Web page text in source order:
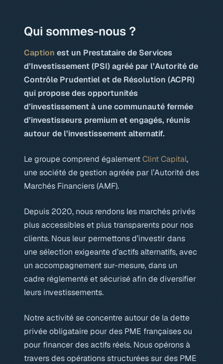
Qui sommes-nous ?
Caption est un Prestataire de Services
d’Investissement (PSI) agréé par l’Autorité de
Contrôle Prudentiel et de Résolution (ACPR)
qui propose des opportunités
d’investissement à une communauté fermée
d’investisseurs premium et engagés, réunis
autour de l’investissement alternatif.
Le groupe comprend égalementClint Capital,
une société de gestion agréée par l’Autorité des
Marchés Financiers (AMF).
Depuis 2020, nous rendons les marchés privés
plus accessibles et plus transparents pour nos
clients. Nous leur permettons d’investir dans
une sélection exigeante d’actifs alternatifs, avec
un accompagnement sur-mesure, dans un
cadre réglementé et sécurisé afin de diversifier
leurs investissements.
Notre activité se concentre autour de la dette
privée obligataire pour des PME françaises ou
pour financer des actifs réels. Nous opérons à
travers des opérations structurées sur des PME